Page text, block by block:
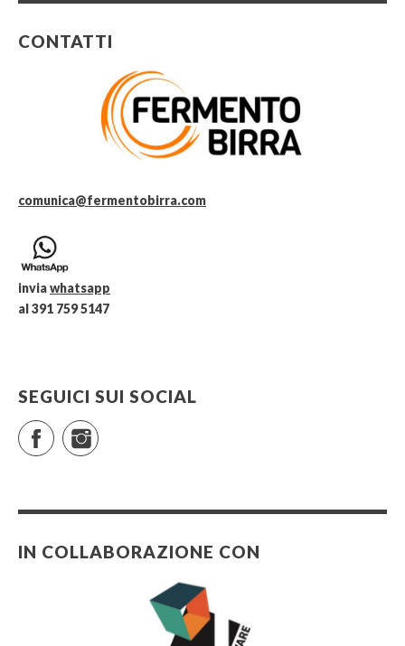
CONTATTI
comunica@fermentobirra.com
inviawhatsapp
al 391 759 5147
SEGUICI SUI SOCIAL
FacebookInstagram
IN COLLABORAZIONE CON